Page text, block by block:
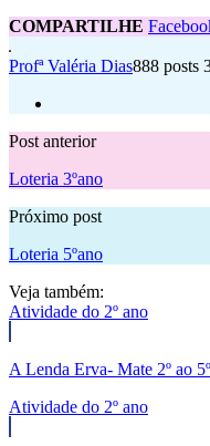
COMPARTILHE
Profª Valéria Dias888 posts
Post anterior
Loteria 3ºano
Próximo post
Loteria 5ºano
Veja também:
Atividade do 2º ano
A Lenda Erva- Mate 2º ao
Atividade do 2º ano